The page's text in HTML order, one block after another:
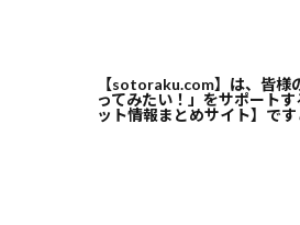
【sotoraku.com】は、皆様
ってみたい！」をサポート
ット情報まとめサイト】です